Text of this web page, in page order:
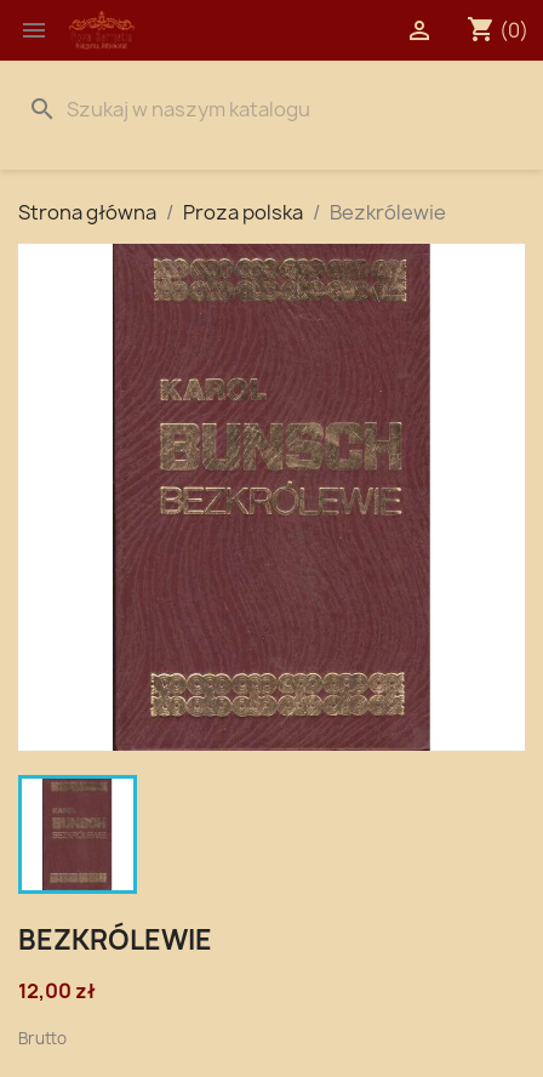
 shopping_cart (0)

search
Strona główna Proza polska Bezkrólewie
BEZKRÓLEWIE
12,00 zł
Brutto